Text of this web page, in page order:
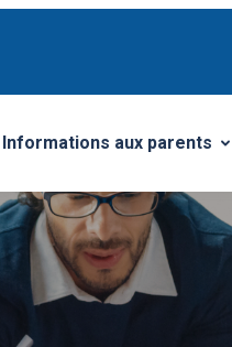
sous-menu
Informations aux parents
Ouvrir/Fermer le sous-menu